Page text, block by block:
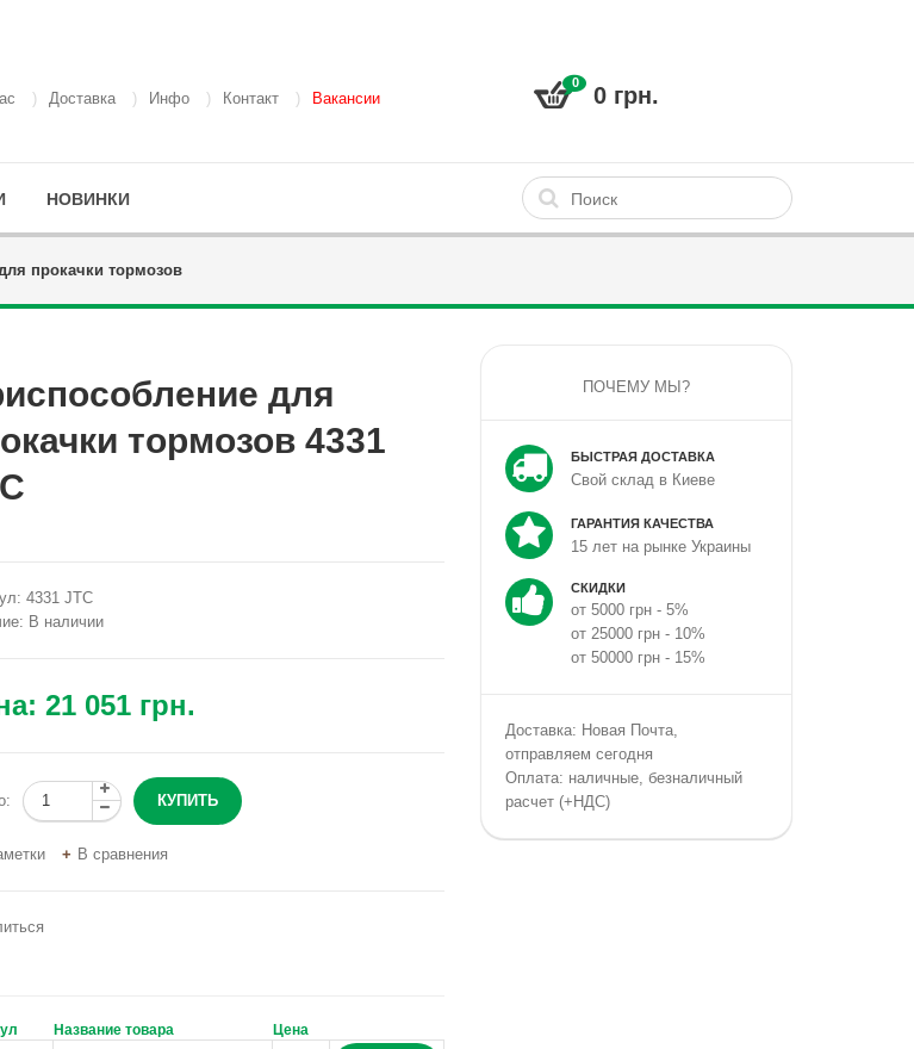
Доставка Инфо Контакт Вакансии
0 0 грн.
НОВИНКИ
прокачки тормозов
для
тормозов 4331
4331 JTC
В наличии
21 051 грн.
В сравнения
Название товара Цена
ПОЧЕМУ МЫ?
БЫСТРАЯ ДОСТАВКА
Свой склад в Киеве
ГАРАНТИЯ КАЧЕСТВА
15 лет на рынке Украины
СКИДКИ
от 5000 грн - 5%
от 25000 грн - 10%
от 50000 грн - 15%
Доставка: Новая Почта,
отправляем сегодня
Оплата: наличные, безналичный
расчет (+НДС)